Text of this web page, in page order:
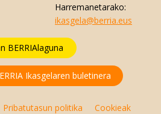
Harremanetarako:
ikasgela@berria.eus
BERRIAlaguna
Ikasgelaren buletinera
Pribatutasun politika
Cookieak